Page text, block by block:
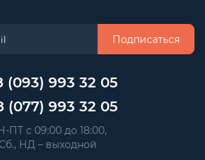
Подписаться
(093) 993 32 05
(077) 993 32 05
ПТ с 09:00 до 18:00,
Сб., НД – выходной